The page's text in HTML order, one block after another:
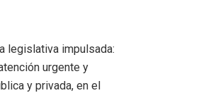
legislativa impulsada:
urgente y
y privada, en el